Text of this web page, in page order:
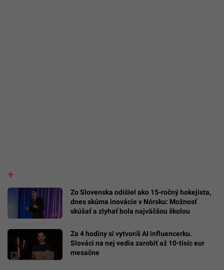
Zo Slovenska odišiel ako 15-ročný hokejista,
dnes skúma inovácie v Nórsku: Možnosť
skúšať a zlyhať bola najväčšou školou
Za 4 hodiny si vytvoríš AI influencerku.
Slováci na nej vedia zarobiť až 10-tisíc eur
mesačne